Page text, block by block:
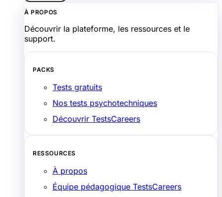
À PROPOS
Découvrir la plateforme, les ressources et le
support.
PACKS
Tests gratuits
Nos tests psychotechniques
Découvrir TestsCareers
RESSOURCES
À propos
Équipe pédagogique TestsCareers